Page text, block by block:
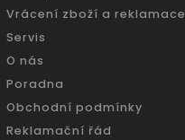
Vrácení zboží a reklamace
Servis
O nás
Poradna
Obchodní podmínky
Reklamační řád